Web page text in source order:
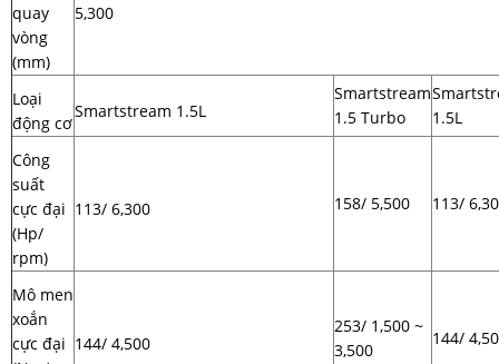
quay
vòng
(mm)
5,300
Loại
động cơ
Smartstream 1.5L
Smartstream
1.5 Turbo
1.5L
Công
suất
cực đại
(Hp/
rpm)
113/ 6,300 158/ 5,500 113/
Mô men
xoắn
cực đại 144/ 4,500
253/ 1,500 ~
3,500
144/